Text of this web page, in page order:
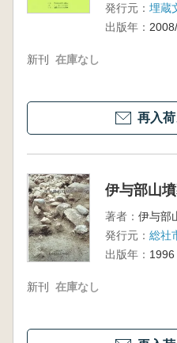
発行元： 埋蔵
出版年：
新刊 在庫なし
再入
伊与部山
著者： 伊与部
発行元： 総社
出版年： 1996
新刊 在庫なし